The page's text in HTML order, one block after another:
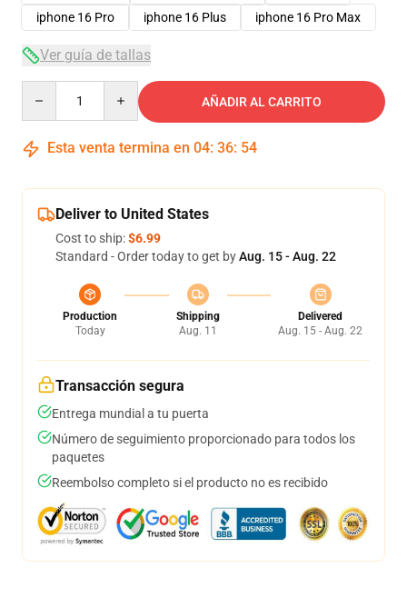
iphone 16 Pro
iphone 16 Plus iphone 16 Pro Max
Ver guía de tallas
AÑADIR AL CARRITO
Esta venta termina en 04: 36: 53
Deliver to United States
Cost to ship:$6.99
Standard - Order today to get byAug. 15 - Aug. 22
Production
Today
Shipping
Aug. 11
Delivered
Aug. 15 - Aug. 22
Transacción segura
Entrega mundial a tu puerta
Número de seguimiento proporcionado para todos los
paquetes
Reembolso completo si el producto no es recibido